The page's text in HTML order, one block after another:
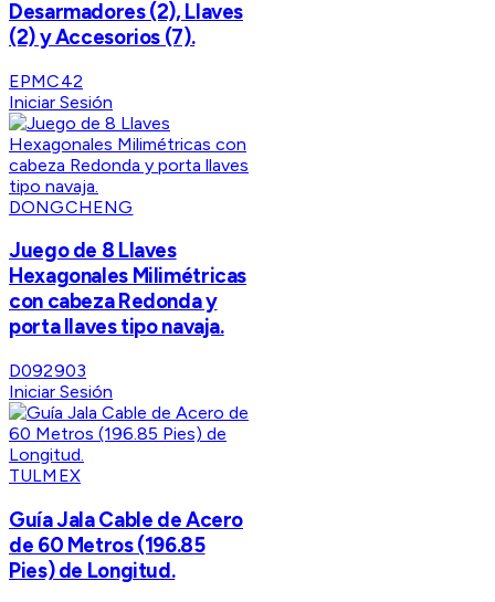
Desarmadores (2), Llaves
(2) y Accesorios (7).
EPMC42
Iniciar Sesión
DONGCHENG
Juego de 8 Llaves
Hexagonales Milimétricas
con cabeza Redonda y
porta llaves tipo navaja.
D092903
Iniciar Sesión
TULMEX
Guía Jala Cable de Acero
de 60 Metros (196.85
Pies) de Longitud.